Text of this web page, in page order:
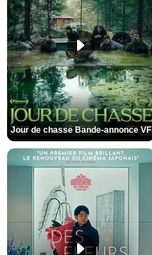
Jour de chasse Bande-annonce VF